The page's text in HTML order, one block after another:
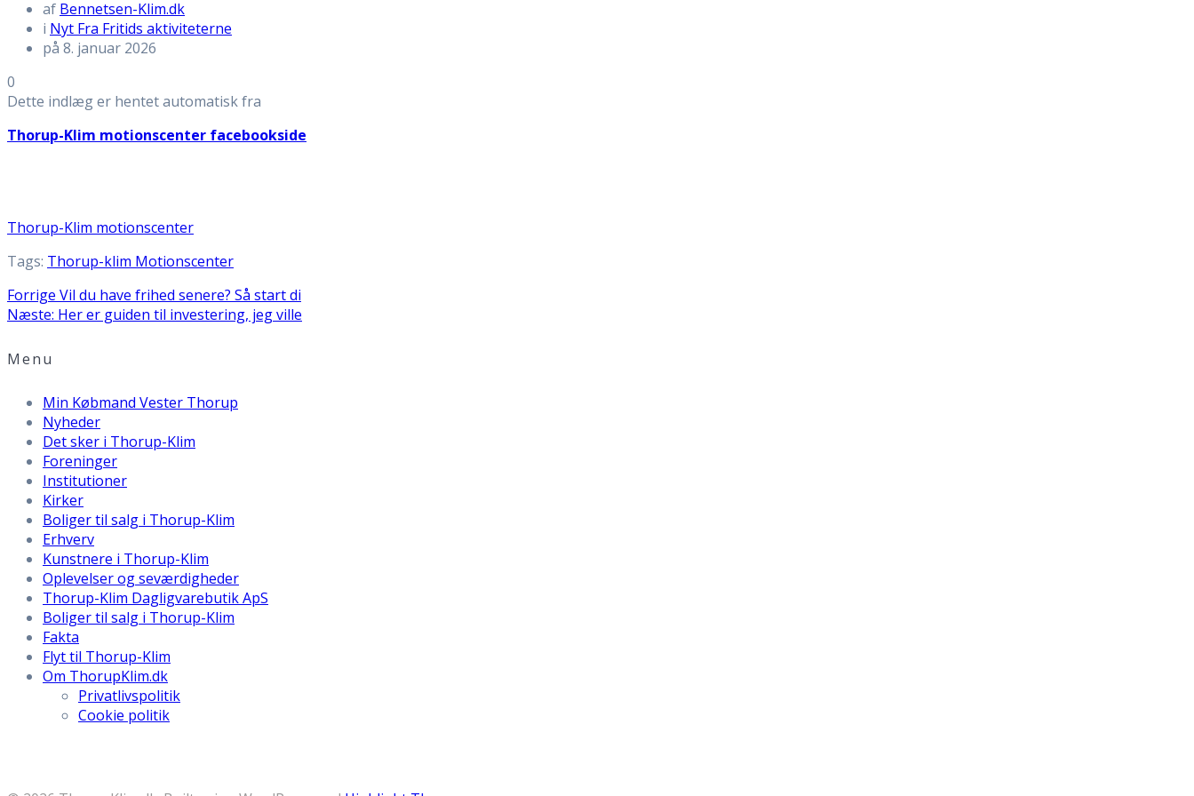
af Bennetsen-Klim.dk
i Nyt Fra Fritids aktiviteterne
på 8. januar 2026
0
Dette indlæg er hentet automatisk fra
Thorup-Klim motionscenter facebookside
Thorup-Klim motionscenter
Tags: Thorup-klim Motionscenter
Indlægsnavigation
Forrige Forrige
indlæg:
Vil du have frihed senere? Så start di
Næste: Næste
Her er guiden til investering, jeg ville
Menu
Min Købmand Vester Thorup
Nyheder
Det sker i Thorup-Klim
Foreninger
Institutioner
Kirker
Boliger til salg i Thorup-Klim
Erhverv
Kunstnere i Thorup-Klim
Oplevelser og seværdigheder
Thorup-Klim Dagligvarebutik ApS
Boliger til salg i Thorup-Klim
Fakta
Flyt til Thorup-Klim
Om ThorupKlim.dk
Privatlivspolitik
Cookie politik